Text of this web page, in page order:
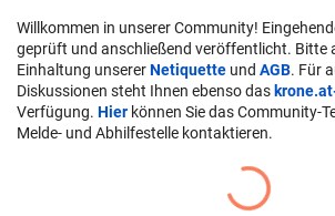
Willkommen in unserer Community!
geprüft und anschließend veröffentlicht. Bitte
Einhaltung unsererNetiquette und AGB. Für
Diskussionen steht Ihnen ebenso das
Verfügung. Hier können Sie das Community-
Melde- und Abhilfestelle kontaktieren.